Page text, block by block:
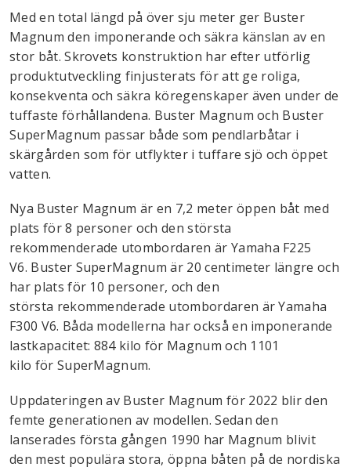
Med en total längd på över sju meter ger Buster
Magnum den imponerande och säkra känslan av en
stor båt. Skrovets konstruktion har efter utförlig
produktutveckling finjusterats för att ge roliga,
konsekventa och säkra köregenskaper även under de
tuffaste förhållandena. Buster Magnum och Buster
SuperMagnum passar både som pendlarbåtar i
skärgården som för utflykter i tuffare sjö och öppet
vatten.
Nya Buster Magnum är en 7,2 meter öppen båt med
plats för 8 personer och den största
rekommenderade utombordaren är Yamaha F225
V6. Buster SuperMagnum är 20 centimeter längre och
har plats för 10 personer, och den
största rekommenderade utombordaren är Yamaha
F300 V6. Båda modellerna har också en imponerande
lastkapacitet: 884 kilo för Magnum och 1101
kilo för SuperMagnum.
Uppdateringen av Buster Magnum för 2022 blir den
femte generationen av modellen. Sedan den
lanserades första gången 1990 har Magnum blivit
den mest populära stora, öppna båten på de nordiska